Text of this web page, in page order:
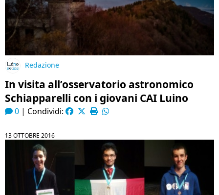
Redazione
In visita all’osservatorio astronomico
Schiapparelli con i giovani CAI Luino
0 | Condividi:
13 OTTOBRE 2016